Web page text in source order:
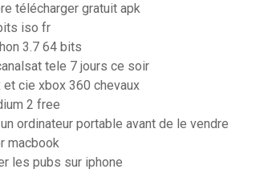
télécharger gratuit apk
iso fr
3.7 64 bits
tele 7 jours ce soir
et cie xbox 360 chevaux
2 free
ordinateur portable avant de le vendre
macbook
les pubs sur iphone